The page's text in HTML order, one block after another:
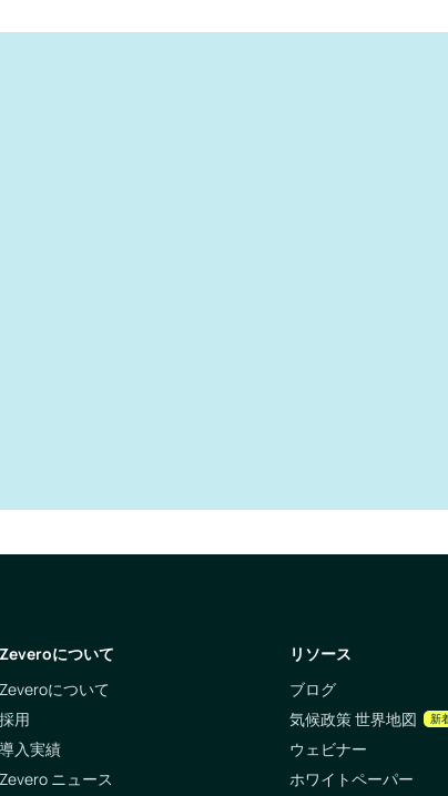
Zeveroについて
Zeveroについて
採用
導入実績
Zevero ニュース
リソース
ブログ
気候政策 世界地図
新
ウェビナー
ホワイトペーパー